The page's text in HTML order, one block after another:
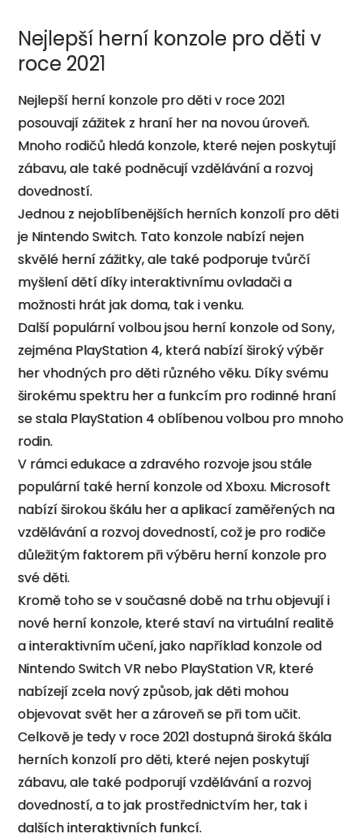
Nejlepší herní konzole pro děti v
roce 2021
Nejlepší herní konzole pro děti v roce 2021
posouvají zážitek z hraní her na novou úroveň.
Mnoho rodičů hledá konzole, které nejen poskytují
zábavu, ale také podněcují vzdělávání a rozvoj
dovedností.
Jednou z nejoblíbenějších herních konzolí pro děti
je Nintendo Switch. Tato konzole nabízí nejen
skvělé herní zážitky, ale také podporuje tvůrčí
myšlení dětí díky interaktivnímu ovladači a
možnosti hrát jak doma, tak i venku.
Další populární volbou jsou herní konzole od Sony,
zejména PlayStation 4, která nabízí široký výběr
her vhodných pro děti různého věku. Díky svému
širokému spektru her a funkcím pro rodinné hraní
se stala PlayStation 4 oblíbenou volbou pro mnoho
rodin.
V rámci edukace a zdravého rozvoje jsou stále
populární také herní konzole od Xboxu. Microsoft
nabízí širokou škálu her a aplikací zaměřených na
vzdělávání a rozvoj dovedností, což je pro rodiče
důležitým faktorem při výběru herní konzole pro
své děti.
Kromě toho se v současné době na trhu objevují i
nové herní konzole, které staví na virtuální realitě
a interaktivním učení, jako například konzole od
Nintendo Switch VR nebo PlayStation VR, které
nabízejí zcela nový způsob, jak děti mohou
objevovat svět her a zároveň se při tom učit.
Celkově je tedy v roce 2021 dostupná široká škála
herních konzolí pro děti, které nejen poskytují
zábavu, ale také podporují vzdělávání a rozvoj
dovedností, a to jak prostřednictvím her, tak i
dalších interaktivních funkcí.